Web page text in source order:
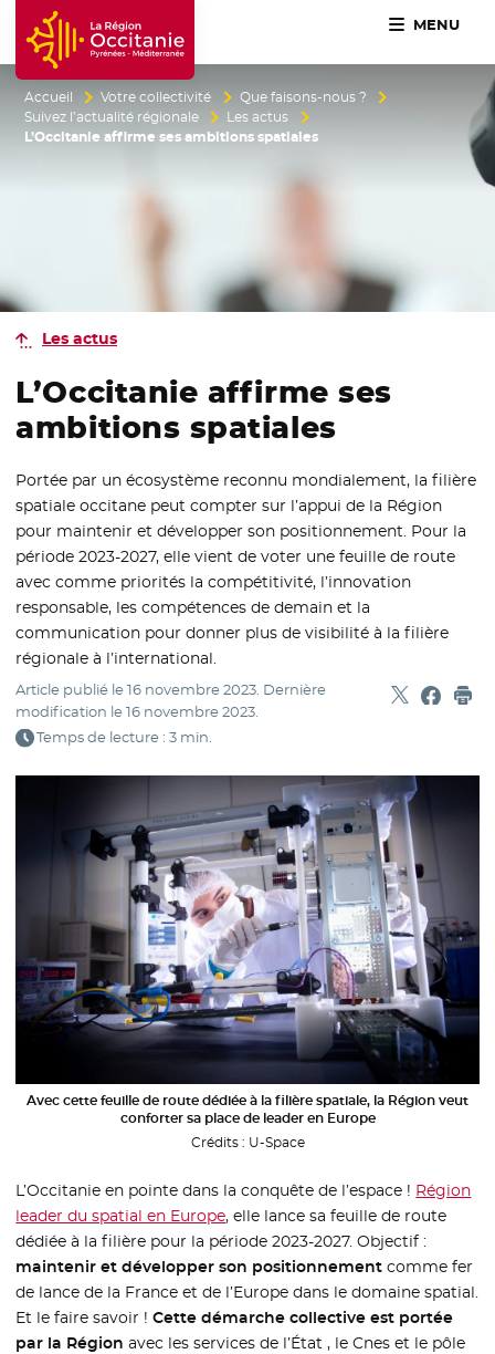
Accueil Région Occitanie / Pyrénées-Méditerranée
MENU
Accueil Votre collectivité
Que faisons-nous ?
Suivez l’actualité régionale
Les actus
L’Occitanie affirme ses ambitions spatiales
Les actus
L’Occitanie affirme ses
ambitions spatiales
Portée par un écosystème reconnu mondialement, la filière
spatiale occitane peut compter sur l’appui de la Région
pour maintenir et développer son positionnement. Pour la
période 2023-2027, elle vient de voter une feuille de route
avec comme priorités la compétitivité, l’innovation
responsable, les compétences de demain et la
communication pour donner plus de visibilité à la filière
régionale à l’international.
Article publié le16 novembre 2023. Dernière
modification le16 novembre 2023.
Temps de lecture : 3 min.
Partager
- Nouvelle
-
Avec cette feuille de route dédiée à la filière spatiale, la Région veut
conforter sa place de leader en Europe
Crédits : U-Space
L’Occitanie en pointe dans la conquête de l’espace ! Région
leader du spatial en Europe, elle lance sa feuille de route
dédiée à la filière pour la période 2023-2027. Objectif :
maintenir et développer son positionnement comme fer
de lance de la France et de l’Europe dans le domaine spatial.
Et le faire savoir !Cette démarche collective est portée
par la Région avec les services de l’État , le Cnes et le pôle